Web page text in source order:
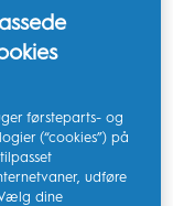
ifm.
førsteparts- og
(“cookies”) på
udføre
dine